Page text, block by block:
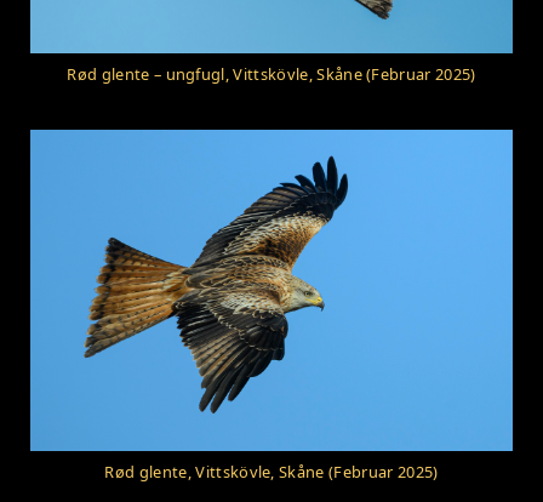
Rød glente – ungfugl, Vittskövle, Skåne (Februar 2025)
Rød glente, Vittskövle, Skåne (Februar 2025)